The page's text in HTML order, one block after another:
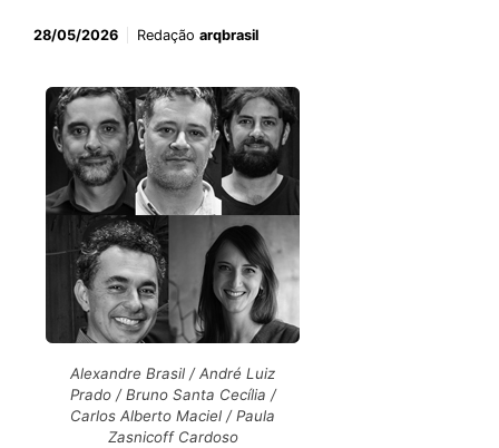
28/05/2026 Redação arqbrasil
Alexandre Brasil / André Luiz
Prado / Bruno Santa Cecília /
Carlos Alberto Maciel / Paula
Zasnicoff Cardoso